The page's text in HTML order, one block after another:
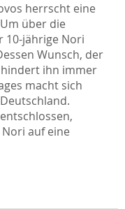
herrscht eine
über die
10-jährige Nori
Wunsch, der
ihn immer
macht sich
auf eine